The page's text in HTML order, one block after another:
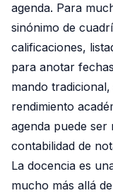
agenda. Para
sinónimo de
calificaciones,
para anotar
mando
rendimiento
agenda puede ser
contabilidad de
La docencia es
mucho más allá